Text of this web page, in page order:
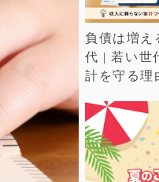
負債は増え
代 | 若い世
計を守る理